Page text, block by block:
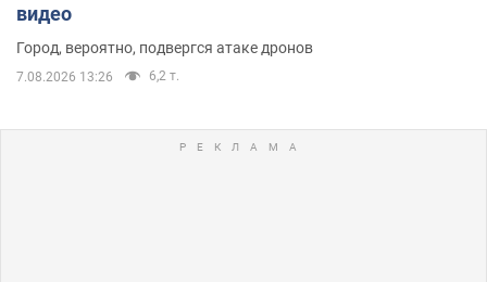
видео
Город, вероятно, подвергся атаке дронов
7.08.2026 13:26 6,2 т.